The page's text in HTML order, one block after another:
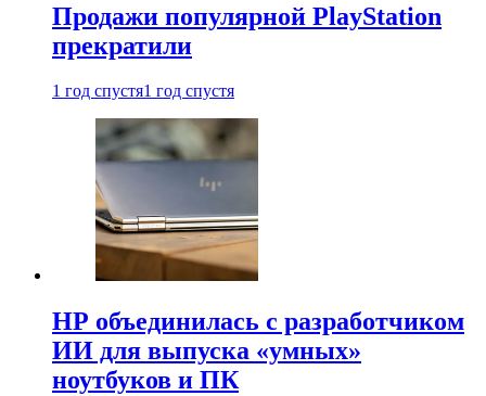
Продажи популярной PlayStation
прекратили
1 год спустя1 год спустя
HP объединилась с разработчиком
ИИ для выпуска «умных»
ноутбуков и ПК